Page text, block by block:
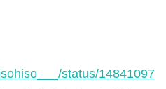
status/14841097